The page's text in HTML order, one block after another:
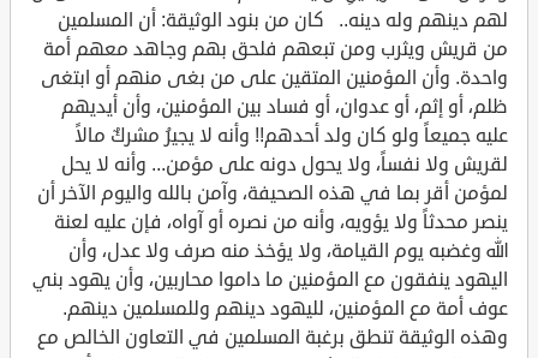
لهم دينهم وله دينه.. كان من بنود الوثيقة: أن المسلمين
من قريش ويثرب ومن تبعهم فلحق بهم وجاهد معهم أمة
واحدة. وأن المؤمنين المتقين على من بغى منهم أو ابتغى
ظلم، أو إثم، أو عدوان، أو فساد بين المؤمنين، وأن أيديهم
عليه جميعاً ولو كان ولد أحدهم!! وأنه لا يجيرُ مشركٌ مالاً
لقريش ولا نفساً، ولا يحول دونه على مؤمن... وأنه لا يحل
لمؤمن أقر بما في هذه الصحيفة، وآمن بالله واليوم الآخر أن
ينصر محدثاً ولا يؤويه، وأنه من نصره أو آواه، فإن عليه لعنة
الله وغضبه يوم القيامة، ولا يؤخذ منه صرف ولا عدل، وأن
اليهود ينفقون مع المؤمنين ما داموا محاربين، وأن يهود بني
عوف أمة مع المؤمنين، لليهود دينهم وللمسلمين دينهم.
وهذه الوثيقة تنطق برغبة المسلمين في التعاون الخالص مع